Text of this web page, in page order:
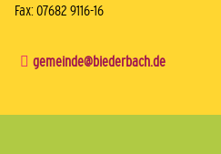
Fax: 07682 9116-16
gemeinde@biederbach.de